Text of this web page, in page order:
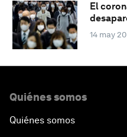
El
14 may
Quiénes somos
Quiénes somos